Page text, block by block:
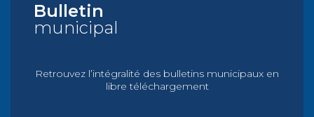
Bulletin
municipal
Retrouvez l’intégralité des bulletins municipaux en
libre téléchargement